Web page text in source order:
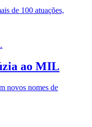
de 100 atuações,
ao MIL
novos nomes de